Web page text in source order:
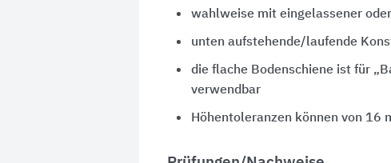
wahlweise mit eingelassener
unten aufstehende/laufende
die flache Bodenschiene ist für
verwendbar
Höhentoleranzen können von 16